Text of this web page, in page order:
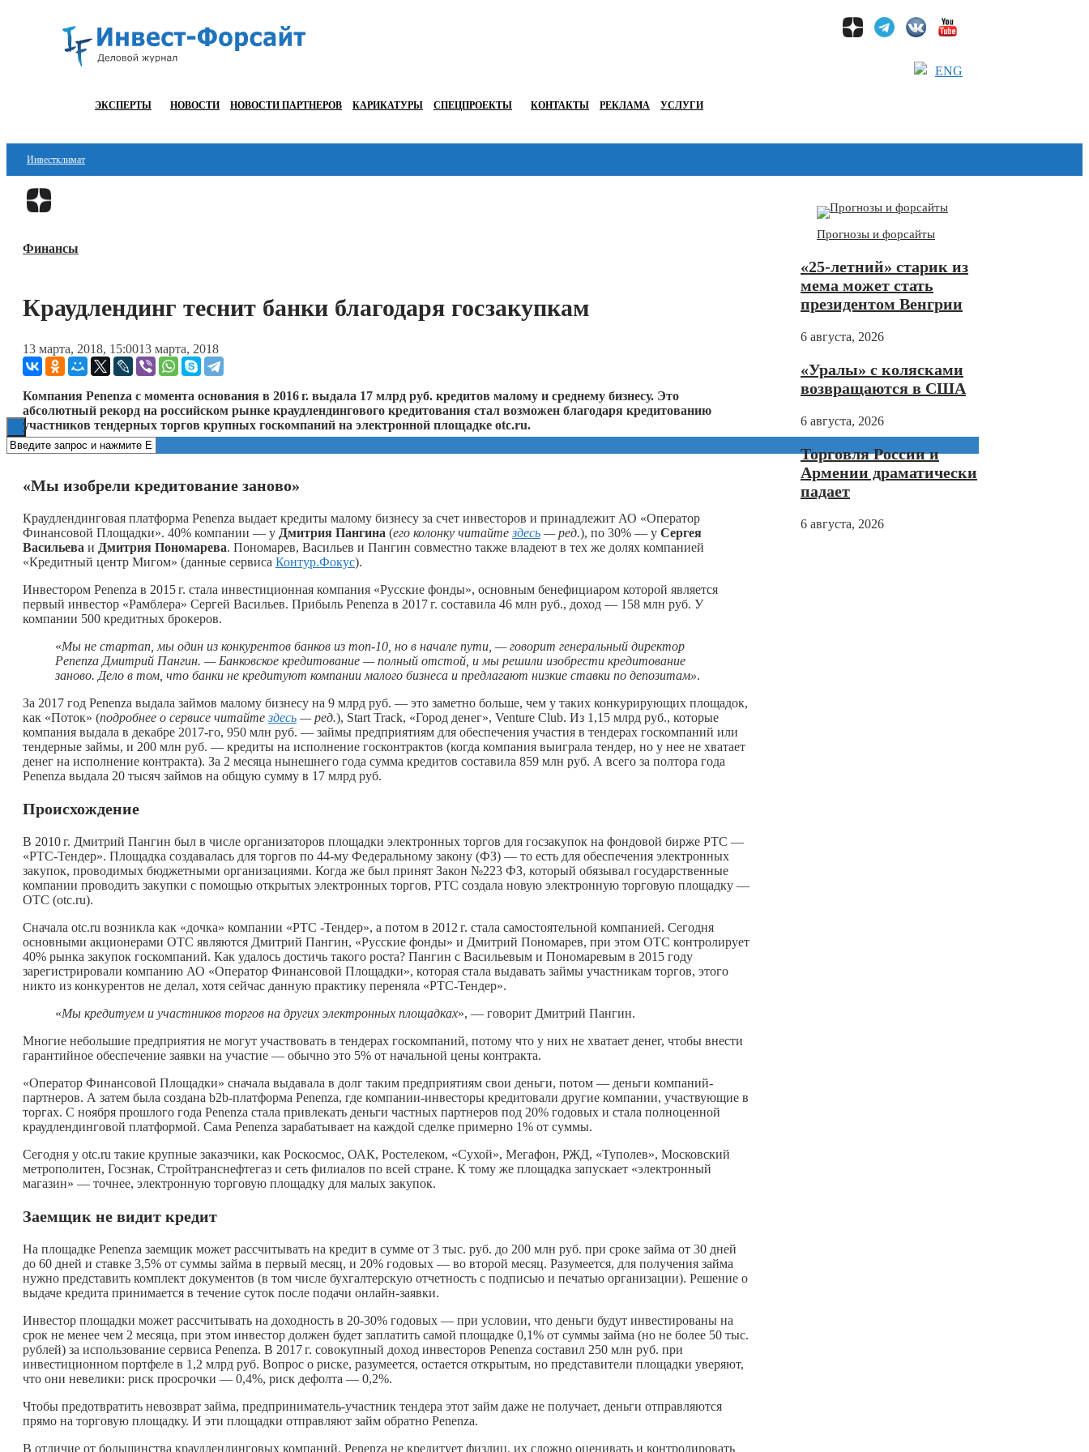
ENG
ЭКСПЕРТЫ НОВОСТИ НОВОСТИ ПАРТНЕРОВ КАРИКАТУРЫ СПЕЦПРОЕКТЫ КОНТАКТЫ РЕКЛАМА УСЛУГИ
Инвестклимат
Финансы
Блокчейн
Технологии
ESG
Финансы
Краудлендинг теснит банки благодаря госзакупкам
13 марта, 2018, 15:0013 марта, 2018
Компания Penenza с момента основания в 2016 г. выдала 17 млрд руб. кредитов малому и среднему бизнесу. Это
абсолютный рекорд на российском рынке краудлендингового кредитования стал возможен благодаря кредитованию
участников тендерных торгов крупных госкомпаний на электронной площадке otc.ru.
«Мы изобрели кредитование заново»
Краудлендинговая платформа Penenza выдает кредиты малому бизнесу за счет инвесторов и принадлежит АО «Оператор
Финансовой Площадки». 40% компании — у Дмитрия Пангина (его колонку читайте здесь — ред.), по 30% — у Сергея
Васильева и Дмитрия Пономарева. Пономарев, Васильев и Пангин совместно также владеют в тех же долях компанией
«Кредитный центр Мигом» (данные сервиса Контур.Фокус).
Инвестором Penenza в 2015 г. стала инвестиционная компания «Русские фонды», основным бенефициаром которой является
первый инвестор «Рамблера» Сергей Васильев. Прибыль Penenza в 2017 г. составила 46 млн руб., доход — 158 млн руб. У
компании 500 кредитных брокеров.
«Мы не стартап, мы один из конкурентов банков из топ-10, но в начале пути, — говорит генеральный директор
Penenza Дмитрий Пангин. — Банковское кредитование — полный отстой, и мы решили изобрести кредитование
заново. Дело в том, что банки не кредитуют компании малого бизнеса и предлагают низкие ставки по депозитам».
За 2017 год Penenza выдала займов малому бизнесу на 9 млрд руб. — это заметно больше, чем у таких конкурирующих площадок,
как «Поток» (подробнее о сервисе читайте здесь — ред.), Start Track, «Город денег», Venture Club. Из 1,15 млрд руб., которые
компания выдала в декабре 2017-го, 950 млн руб. — займы предприятиям для обеспечения участия в тендерах госкомпаний или
тендерные займы, и 200 млн руб. — кредиты на исполнение госконтрактов (когда компания выиграла тендер, но у нее не хватает
денег на исполнение контракта). За 2 месяца нынешнего года сумма кредитов составила 859 млн руб. А всего за полтора года
Penenza выдала 20 тысяч займов на общую сумму в 17 млрд руб.
Происхождение
В 2010 г. Дмитрий Пангин был в числе организаторов площадки электронных торгов для госзакупок на фондовой бирже РТС —
«РТС-Тендер». Площадка создавалась для торгов по 44-му Федеральному закону (ФЗ) — то есть для обеспечения электронных
закупок, проводимых бюджетными организациями. Когда же был принят Закон №223 ФЗ, который обязывал государственные
компании проводить закупки с помощью открытых электронных торгов, РТС создала новую электронную торговую площадку —
ОТС (otc.ru).
Сначала otc.ru возникла как «дочка» компании «РТС -Тендер», а потом в 2012 г. стала самостоятельной компанией. Сегодня
основными акционерами ОТС являются Дмитрий Пангин, «Русские фонды» и Дмитрий Пономарев, при этом ОТС контролирует
40% рынка закупок госкомпаний. Как удалось достичь такого роста? Пангин с Васильевым и Пономаревым в 2015 году
зарегистрировали компанию АО «Оператор Финансовой Площадки», которая стала выдавать займы участникам торгов, этого
никто из конкурентов не делал, хотя сейчас данную практику переняла «РТС-Тендер».
«Мы кредитуем и участников торгов на других электронных площадках», — говорит Дмитрий Пангин.
Многие небольшие предприятия не могут участвовать в тендерах госкомпаний, потому что у них не хватает денег, чтобы внести
гарантийное обеспечение заявки на участие — обычно это 5% от начальной цены контракта.
«Оператор Финансовой Площадки» сначала выдавала в долг таким предприятиям свои деньги, потом — деньги компаний-
партнеров. А затем была создана b2b-платформа Penenza, где компании-инвесторы кредитовали другие компании, участвующие в
торгах. С ноября прошлого года Penenza стала привлекать деньги частных партнеров под 20% годовых и стала полноценной
краудлендинговой платформой. Сама Penenza зарабатывает на каждой сделке примерно 1% от суммы.
Сегодня у otc.ru такие крупные заказчики, как Роскосмос, ОАК, Ростелеком, «Сухой», Мегафон, РЖД, «Туполев», Московский
метрополитен, Госзнак, Стройтранснефтегаз и сеть филиалов по всей стране. К тому же площадка запускает «электронный
магазин» — точнее, электронную торговую площадку для малых закупок.
Заемщик не видит кредит
На площадке Penenza заемщик может рассчитывать на кредит в сумме от 3 тыс. руб. до 200 млн руб. при сроке займа от 30 дней
до 60 дней и ставке 3,5% от суммы займа в первый месяц, и 20% годовых — во второй месяц. Разумеется, для получения займа
нужно представить комплект документов (в том числе бухгалтерскую отчетность с подписью и печатью организации). Решение о
выдаче кредита принимается в течение суток после подачи онлайн-заявки.
Инвестор площадки может рассчитывать на доходность в 20-30% годовых — при условии, что деньги будут инвестированы на
срок не менее чем 2 месяца, при этом инвестор должен будет заплатить самой площадке 0,1% от суммы займа (но не более 50 тыс.
рублей) за использование сервиса Penenza. В 2017 г. совокупный доход инвесторов Penenza составил 250 млн руб. при
инвестиционном портфеле в 1,2 млрд руб. Вопрос о риске, разумеется, остается открытым, но представители площадки уверяют,
что они невелики: риск просрочки — 0,4%, риск дефолта — 0,2%.
Чтобы предотвратить невозврат займа, предприниматель-участник тендера этот займ даже не получает, деньги отправляются
прямо на торговую площадку. И эти площадки отправляют займ обратно Penenza.
В отличие от большинства краудлендинговых компаний, Penenza не кредитует физлиц, их сложно оценивать и контролировать
Прогнозы и форсайты
«25-летний» старик из
мема может стать
президентом Венгрии
6 августа, 2026
«Уралы» с колясками
возвращаются в США
6 августа, 2026
Торговля России и
Армении драматически
падает
6 августа, 2026